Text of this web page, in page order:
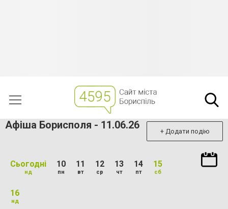
Афіша Борисполя - 11.06.26 + Додати подію
Сьогодні
нд
10
пн
11
вт
12
ср
13
чт
14
пт
15
сб
16
нд